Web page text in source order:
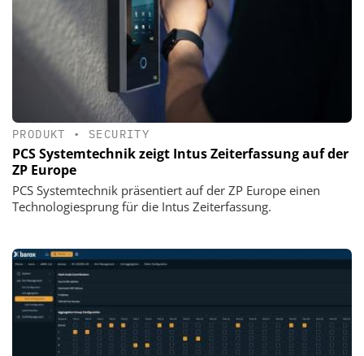
PRODUKT • SECURITY
PCS Systemtechnik zeigt Intus Zeiterfassung auf der
ZP Europe
PCS Systemtechnik präsentiert auf der ZP Europe einen
Technologiesprung für die Intus Zeiterfassung.